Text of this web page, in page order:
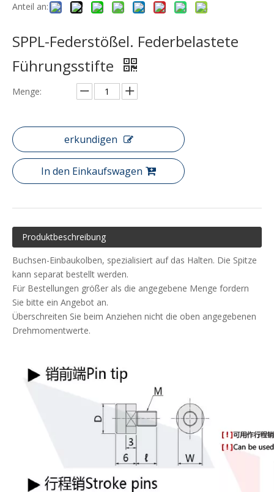
Anteil an:
SPPL-Federstößel. Federbelastete
Führungsstifte
Menge:
erkundigen
In den Einkaufswagen
Produktbeschreibung
Buchsen-Einbaukolben, spezialisiert auf das Halten. Die Spitze
kann separat bestellt werden.
Für Bestellungen größer als die angegebene Menge fordern
Sie bitte ein Angebot an.
Überschreiten Sie beim Anziehen nicht die oben angegebenen
Drehmomentwerte.